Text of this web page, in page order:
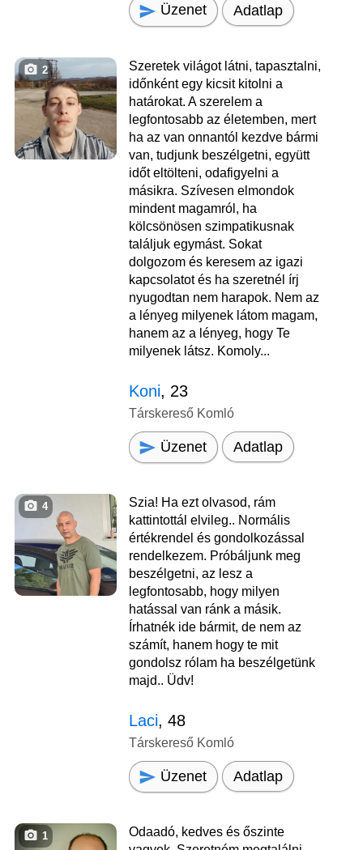
Üzenet Adatlap
2
Szeretek világot látni, tapasztalni,
időnként egy kicsit kitolni a
határokat. A szerelem a
legfontosabb az életemben, mert
ha az van onnantól kezdve bármi
van, tudjunk beszélgetni, együtt
időt eltölteni, odafigyelni a
másikra. Szívesen elmondok
mindent magamról, ha
kölcsönösen szimpatikusnak
találjuk egymást. Sokat
dolgozom és keresem az igazi
kapcsolatot és ha szeretnél írj
nyugodtan nem harapok. Nem az
a lényeg milyenek látom magam,
hanem az a lényeg, hogy Te
milyenek látsz. Komoly...
Koni, 23
Társkereső Komló
Üzenet Adatlap
4
Szia! Ha ezt olvasod, rám
kattintottál elvileg.. Normális
értékrendel és gondolkozással
rendelkezem. Próbáljunk meg
beszélgetni, az lesz a
legfontosabb, hogy milyen
hatással van ránk a másik.
Írhatnék ide bármit, de nem az
számít, hanem hogy te mit
gondolsz rólam ha beszélgetünk
majd.. Üdv!
Laci, 48
Társkereső Komló
Üzenet Adatlap
1
Odaadó, kedves és őszinte